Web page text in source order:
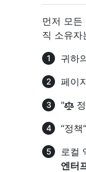
먼저 모
직 소유자
귀하
페이
"
“정책
로컬
엔터